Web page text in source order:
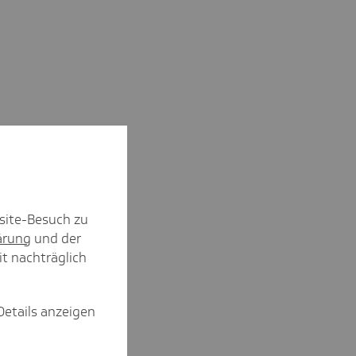
Besuch zu
und der
nachträglich
anzeigen